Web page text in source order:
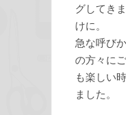
グしてき
けに。
急な呼び
の方々に
も楽しい
ました。